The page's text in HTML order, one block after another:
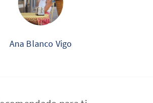
Ana Blanco Vigo